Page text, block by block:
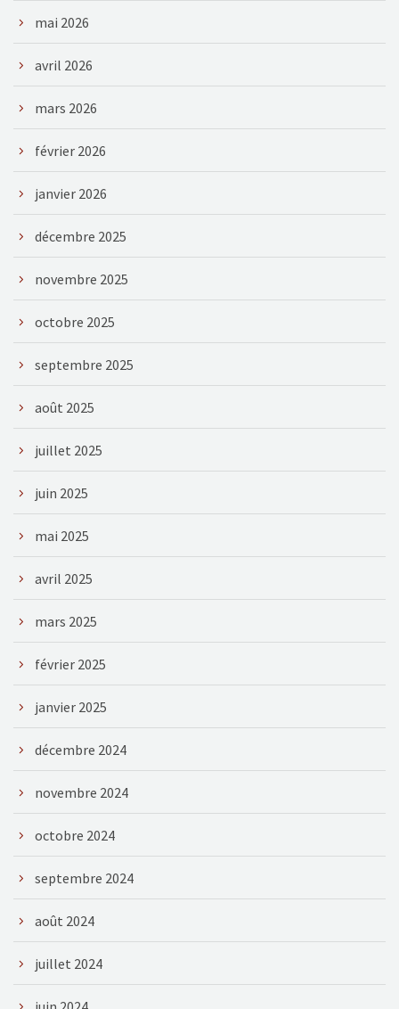
mai 2026
avril 2026
mars 2026
février 2026
janvier 2026
décembre 2025
novembre 2025
octobre 2025
septembre 2025
août 2025
juillet 2025
juin 2025
mai 2025
avril 2025
mars 2025
février 2025
janvier 2025
décembre 2024
novembre 2024
octobre 2024
septembre 2024
août 2024
juillet 2024